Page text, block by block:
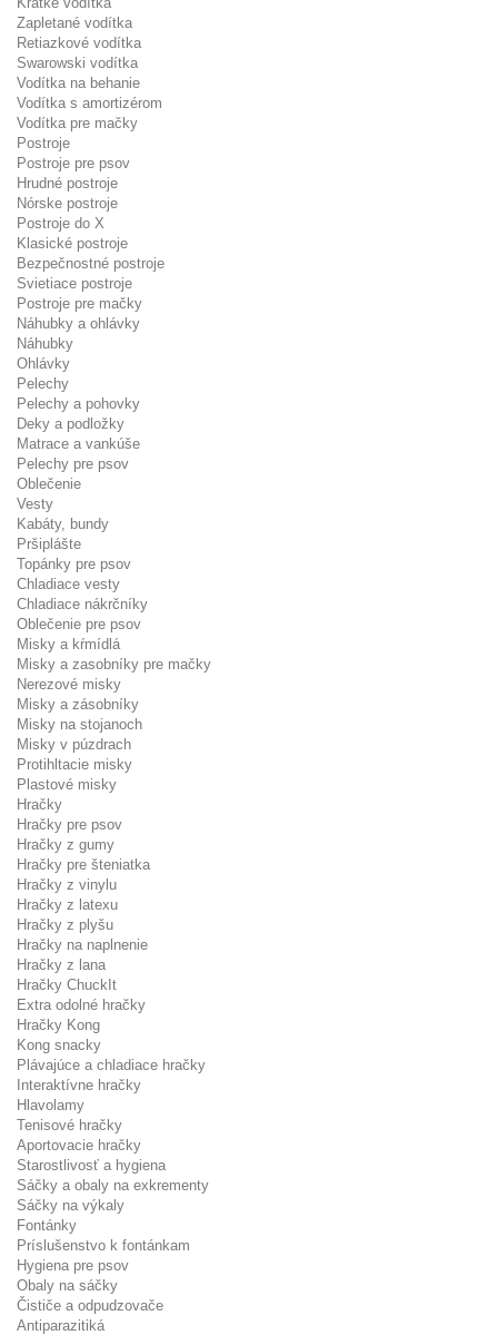
Zapletané vodítka
Retiazkové vodítka
Swarowski vodítka
Vodítka na behanie
Vodítka s amortizérom
Vodítka pre mačky
Postroje
Postroje pre psov
Hrudné postroje
Nórske postroje
Postroje do X
Klasické postroje
Bezpečnostné postroje
Svietiace postroje
Postroje pre mačky
Náhubky a ohlávky
Náhubky
Ohlávky
Pelechy
Pelechy a pohovky
Deky a podložky
Matrace a vankúše
Pelechy pre psov
Oblečenie
Vesty
Kabáty, bundy
Pršiplášte
Topánky pre psov
Chladiace vesty
Chladiace nákrčníky
Oblečenie pre psov
Misky a kŕmídlá
Misky a zasobníky pre mačky
Nerezové misky
Misky a zásobníky
Misky na stojanoch
Misky v púzdrach
Protihltacie misky
Plastové misky
Hračky
Hračky pre psov
Hračky z gumy
Hračky pre šteniatka
Hračky z vinylu
Hračky z latexu
Hračky z plyšu
Hračky na naplnenie
Hračky z lana
Hračky ChuckIt
Extra odolné hračky
Hračky Kong
Kong snacky
Plávajúce a chladiace hračky
Interaktívne hračky
Hlavolamy
Tenisové hračky
Aportovacie hračky
Starostlivosť a hygiena
Sáčky a obaly na exkrementy
Sáčky na výkaly
Fontánky
Príslušenstvo k fontánkam
Hygiena pre psov
Obaly na sáčky
Čističe a odpudzovače
Antiparazitiká